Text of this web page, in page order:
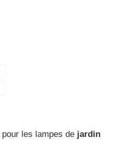
pour les lampes de jardin